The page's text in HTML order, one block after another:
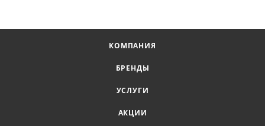
КОМПАНИЯ
БРЕНДЫ
УСЛУГИ
АКЦИИ